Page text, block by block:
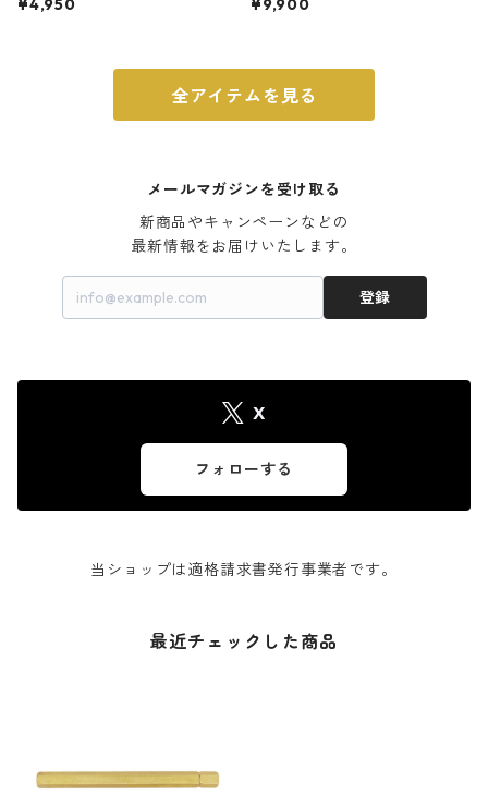
¥4,950 ¥9,900
全アイテムを見る
メールマガジンを受け取る
新商品やキャンペーンなどの
最新情報をお届けいたします。
登録
X
フォローする
当ショップは適格請求書発行事業者です。
最近チェックした商品